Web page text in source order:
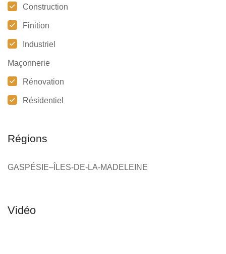
Construction
Finition
Industriel
Maçonnerie
Rénovation
Résidentiel
Régions
GASPÉSIE–ÎLES-DE-LA-MADELEINE